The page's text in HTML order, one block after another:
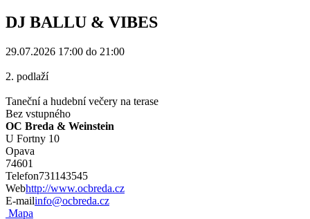
DJ BALLU & VIBES
29.07.2026 17:00 do 21:00
2. podlaží
Taneční a hudební večery na terase
Bez vstupného
OC Breda & Weinstein
U Fortny 10
Opava
74601
Telefon731143545
Webhttp://www.ocbreda.cz
E-mailinfo@ocbreda.cz
Mapa